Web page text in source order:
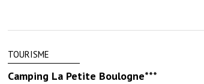
TOURISME
Camping La Petite Boulogne***